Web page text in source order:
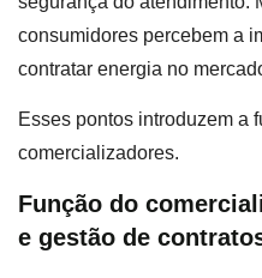
consumidores percebem a
contratar energia no
Esses pontos introduzem a
comercializadores.
Função do
e gestão de